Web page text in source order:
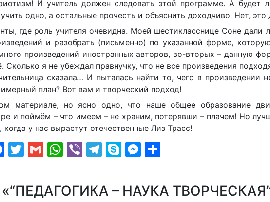
И учитель должен следовать этой программе. А будет
одно, а остальные прочесть и объяснить доходчиво. Нет, это
где роль учителя очевидна. Моей шестикласснице Соне дали
и разобрать (письменно) по указанной форме,
произведений иностранных авторов, во-вторых – данную
Сколько я не убеждал правнучку, что не все произведения
сказала… И пыталась найти то, чего в произведении
план? Вот вам и творческий подход!
материале, но ясно одно, что наше общее образование
и поймём – что имеем – не храним, потерявши – плачем! Но
у нас вырастут отечественные Лиз Трасс!
Facebook
Twitter
GmailWhatsApp
ViberTelegram
SkypeMessenger
«“ПЕДАГОГИКА – НАУКА